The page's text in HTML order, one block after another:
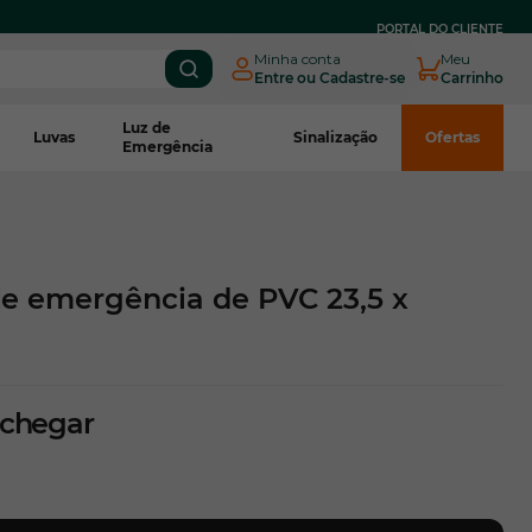
PORTAL DO CLIENTE
Minha conta
Entre ou Cadastre-se
Meu
Carrinho
Luvas
Luz de
Emergência
Sinalização Ofertas
emergência de PVC 23,5 x